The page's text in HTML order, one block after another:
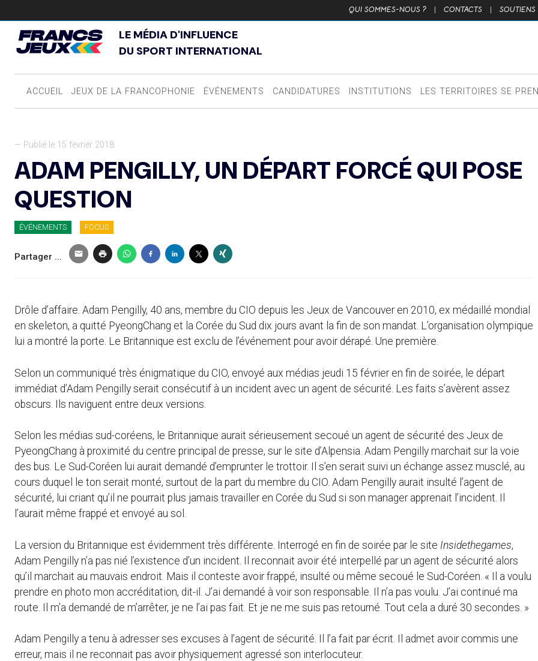
QUI SOMMES-NOUS ? | CONTACTS | SOUTIENS
LE MÉDIA D'INFLUENCE
DU SPORT INTERNATIONAL
ACCUEIL JEUX DE LA FRANCOPHONIE ÉVÉNEMENTS CANDIDATURES INSTITUTIONS LES TERRITOIRES SE
— Publié le 15 février 2018
ADAM PENGILLY, UN DÉPART FORCÉ QUI POSE
QUESTION
ÉVÉNEMENTS FOCUS
Partager ...
Drôle d’affaire. Adam Pengilly, 40 ans, membre du CIO depuis les Jeux de Vancouver en 2010, ex médaillé mondial
en skeleton, a quitté PyeongChang et la Corée du Sud dix jours avant la fin de son mandat. L’organisation olympique
lui a montré la porte. Le Britannique est exclu de l’événement pour avoir dérapé. Une première.
Selon un communiqué très énigmatique du CIO, envoyé aux médias jeudi 15 février en fin de soirée, le départ
immédiat d’Adam Pengilly serait consécutif à un incident avec un agent de sécurité. Les faits s’avèrent assez
obscurs. Ils naviguent entre deux versions.
Selon les médias sud-coréens, le Britannique aurait sérieusement secoué un agent de sécurité des Jeux de
PyeongChang à proximité du centre principal de presse, sur le site d’Alpensia. Adam Pengilly marchait sur la voie
des bus. Le Sud-Coréen lui aurait demandé d’emprunter le trottoir. Il s’en serait suivi un échange assez musclé, au
cours duquel le ton serait monté, surtout de la part du membre du CIO. Adam Pengilly aurait insulté l’agent de
sécurité, lui criant qu’il ne pourrait plus jamais travailler en Corée du Sud si son manager apprenait l’incident. Il
l’aurait même frappé et envoyé au sol.
La version du Britannique est évidemment très différente. Interrogé en fin de soirée par le site Insidethegames,
Adam Pengilly n’a pas nié l’existence d’un incident. Il reconnait avoir été interpellé par un agent de sécurité alors
qu’il marchait au mauvais endroit. Mais il conteste avoir frappé, insulté ou même secoué le Sud-Coréen. « Il a voulu
prendre en photo mon accréditation, dit-il. J’ai demandé à voir son responsable. Il n’a pas voulu. J’ai continué ma
route. Il m’a demandé de m’arrêter, je ne l’ai pas fait. Et je ne me suis pas retourné. Tout cela a duré 30 secondes. »
Adam Pengilly a tenu à adresser ses excuses à l’agent de sécurité. Il l’a fait par écrit. Il admet avoir commis une
erreur, mais il ne reconnait pas avoir physiquement agressé son interlocuteur.